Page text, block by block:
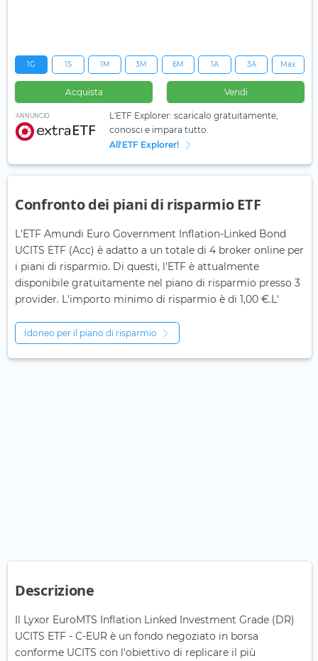
1G 1S 1M 3M 6M 1A 3A Max
Acquista Vendi
ANNUNCIO
L'ETF Explorer: scaricalo gratuitamente,
conosci e impara tutto.
All'ETF Explorer!
Confronto dei piani di risparmio ETF
L'ETF Amundi Euro Government Inflation-Linked Bond
UCITS ETF (Acc) è adatto a un totale di 4 broker online per
i piani di risparmio. Di questi, l'ETF è attualmente
disponibile gratuitamente nel piano di risparmio presso 3
provider. L'importo minimo di risparmio è di 1,00 €.L'
Idoneo per il piano di risparmio
Descrizione
Il Lyxor EuroMTS Inflation Linked Investment Grade (DR)
UCITS ETF - C-EUR è un fondo negoziato in borsa
conforme UCITS con l'obiettivo di replicare il più